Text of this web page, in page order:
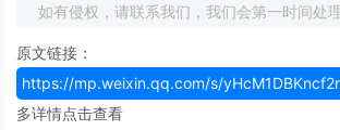
如有侵权，请联系我们，我们会第一时间处理
原文链接：
https://mp.weixin.qq.com/s/
多详情点击查看